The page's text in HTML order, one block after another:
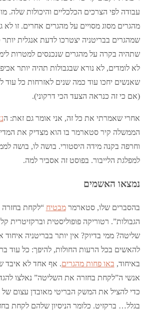
עבודה לפי הצרכים הכלכליים והיכולות שלה.
מהגרים מסוג מסויים על מהגרים אחרים. זו לא
שמהגרים בבריטניה יצטרכו לדעת אנגלית יותר
שתהיה בקרה על מהגרים שנכנסים למטרות
לא לומדים, לא נורא שבגבולות תהיה יותר
שאנשים יחכו עוד כמה שנים לאזרחות כל עוד
(אם כי זה כנראה הצעד הכי דרקוני).
אחרי שאמרתי את כל זה, אני אומר גם זאת: ה
הממשלה קיר סטארמר בו הוא מצדיק את
וחרפה בקנה מידה היסטורי. בושה לו, בושה
למפלגת הלייבור. בפוסט זה אסביר למה.
נמצאו האשמים
בהסברים שלו, סטארמרמבטיח “לקחת
הגבולות”. רטוריקה פופוליסטית וברקזיטרית
שליטה? ממי בדיוק? אין יותר בבריטניה
להאשים בכל הרעות החולות, להיפך: כל עוד
באיחוד, באו פחות מהגרים. אף אחד לא איבד
אנשי ה”לקחת בחזרה את השליטה” נאלצו
כדי להציל את המשק הבריטי מאובדן עצום של
בגלל… ברקזיט. כלומר הניסיון שלהם לקחת